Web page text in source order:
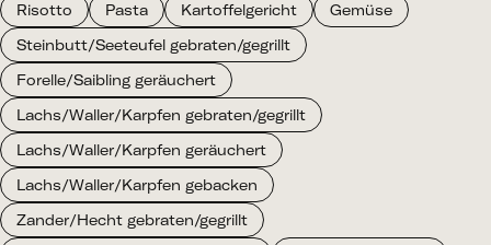
Risotto Pasta Kartoffelgericht
Gemüse
Steinbutt/Seeteufel gebraten/gegrillt
Forelle/Saibling geräuchert
Lachs/Waller/Karpfen gebraten/gegrillt
Lachs/Waller/Karpfen geräuchert
Lachs/Waller/Karpfen gebacken
Zander/Hecht gebraten/gegrillt